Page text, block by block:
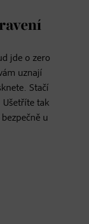
jde o zero
uznají
Stačí
Ušetříte tak
u